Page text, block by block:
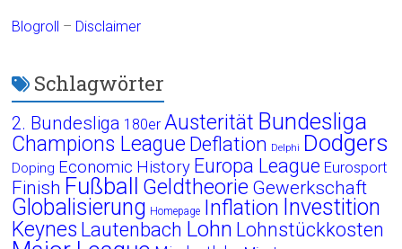
Blogroll – Disclaimer
Schlagwörter
2. Bundesliga 180er Austerität Bundesliga
Champions League Deflation Delphi Dodgers
Doping Economic History Europa League Eurosport
Finish Fußball Geldtheorie Gewerkschaft
Globalisierung Homepage Inflation Investition
Keynes Lautenbach Lohn Lohnstückkosten